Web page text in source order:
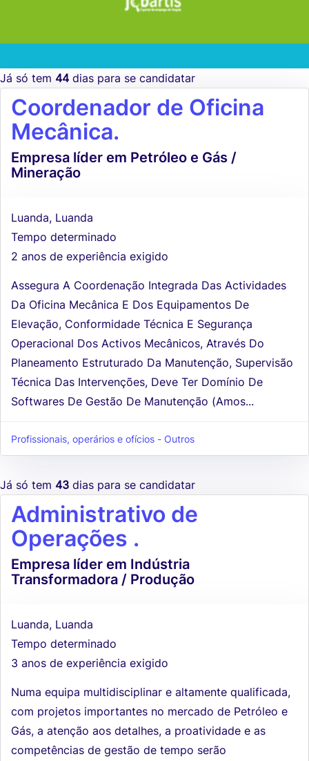
Já só tem 44 dias para se candidatar
Coordenador de Oficina
Mecânica.
Empresa líder em Petróleo e Gás /
Mineração
Luanda, Luanda
Tempo determinado
2 anos de experiência exigido
Assegura A Coordenação Integrada Das Actividades
Da Oficina Mecânica E Dos Equipamentos De
Elevação, Conformidade Técnica E Segurança
Operacional Dos Activos Mecânicos, Através Do
Planeamento Estruturado Da Manutenção, Supervisão
Técnica Das Intervenções, Deve Ter Domínio De
Softwares De Gestão De Manutenção (Amos...
Profissionais, operários e ofícios - Outros
Já só tem 43 dias para se candidatar
Administrativo de
Operações .
Empresa líder em Indústria
Transformadora / Produção
Luanda, Luanda
Tempo determinado
3 anos de experiência exigido
Numa equipa multidisciplinar e altamente qualificada,
com projetos importantes no mercado de Petróleo e
Gás, a atenção aos detalhes, a proatividade e as
competências de gestão de tempo serão